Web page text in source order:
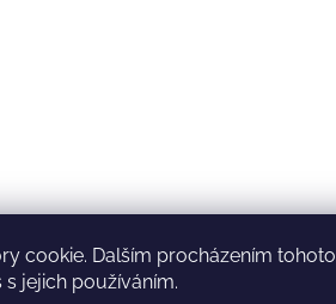
cookie. Dalším procházením tohoto
jejich používáním.